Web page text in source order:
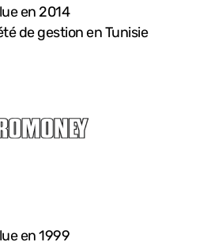
en 2014
de gestion en Tunisie
en 1999